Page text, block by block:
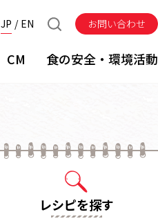
JP EN お問い合わせ
CM 食の安全・環境活動
レシピを探す